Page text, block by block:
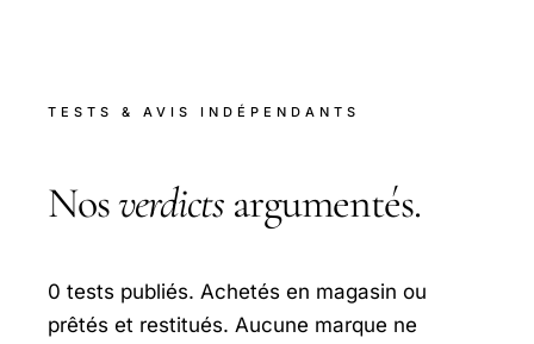
TESTS & AVIS INDÉPENDANTS
Nosverdicts argumentés.
0 tests publiés. Achetés en magasin ou
prêtés et restitués. Aucune marque ne